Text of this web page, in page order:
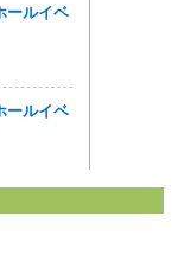
ールイベ
ールイベ